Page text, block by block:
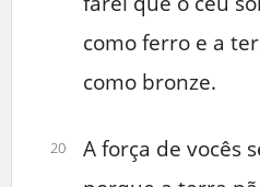
como ferro e a
como bronze.
20
A força de vocês